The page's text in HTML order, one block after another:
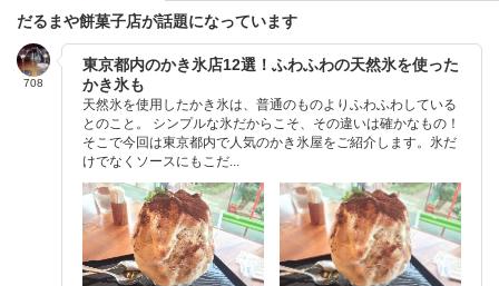
だるまや餅菓子店が話題になっています
708
東京都内のかき氷店12選！ふわふわの天然氷を使った
かき氷も
天然氷を使用したかき氷は、普通のものよりふわふわしている
とのこと。 シンプルな氷だからこそ、その違いは確かなもの！
そこで今回は東京都内で人気のかき氷屋をご紹介します。氷だ
けでなくソースにもこだ...